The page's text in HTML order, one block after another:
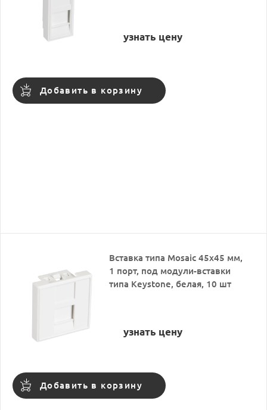
узнать цену
Добавить в корзину
Вставка типа Mosaic 45x45 мм,
1 порт, под модули-вставки
типа Keystone, белая, 10 шт
узнать цену
Добавить в корзину